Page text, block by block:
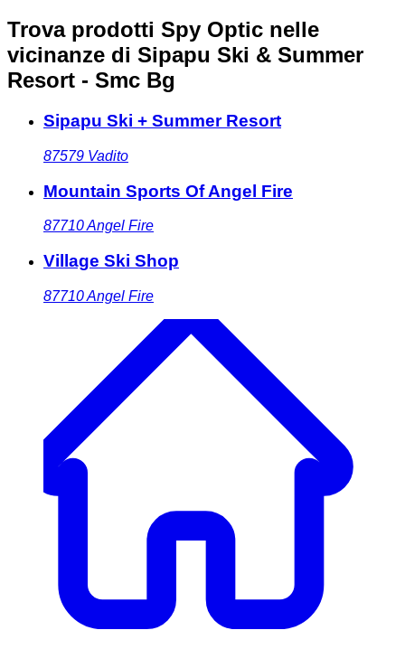
Trova prodotti Spy Optic nelle
vicinanze di Sipapu Ski & Summer
Resort - Smc Bg
Sipapu Ski + Summer Resort
87579 Vadito
Mountain Sports Of Angel Fire
87710Angel Fire
Village Ski Shop
87710Angel Fire